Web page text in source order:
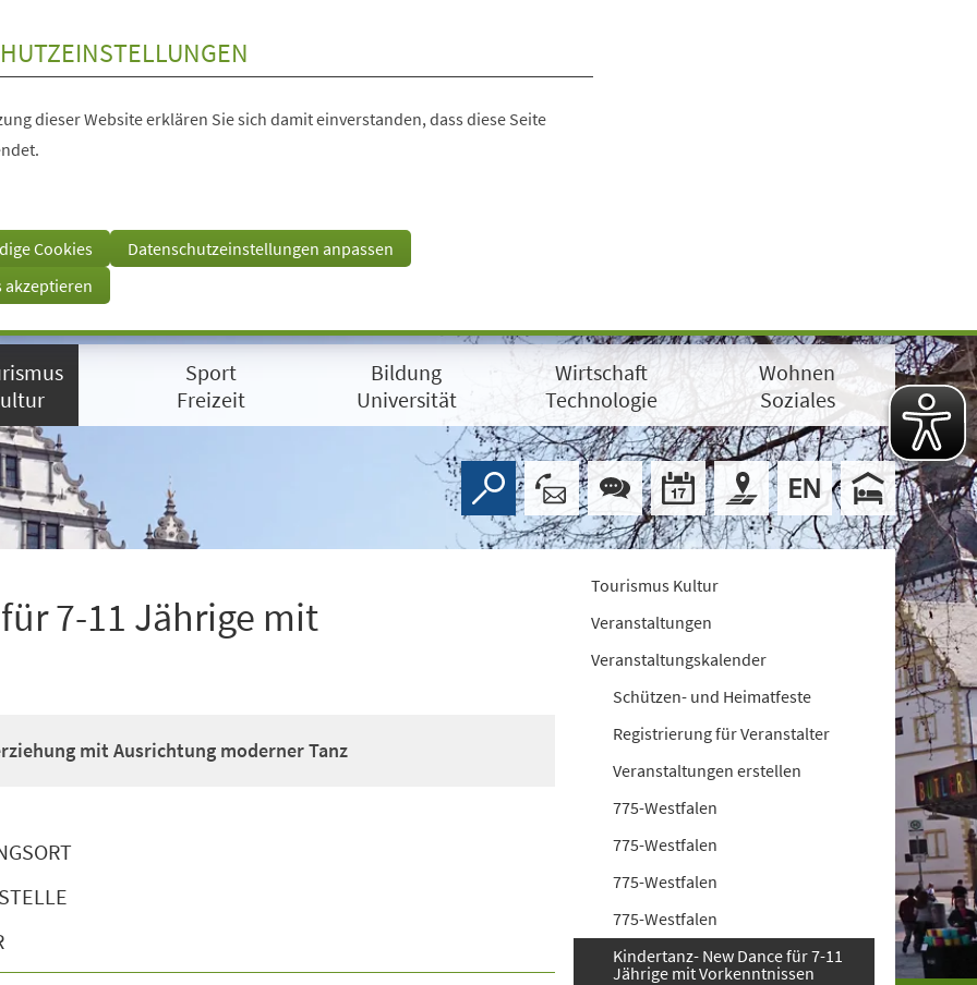
dieser Website erklären Sie sich damit einverstanden, dass diese Seite
Cookies
Datenschutzeinstellungen anpassen
akzeptieren
Sport
Freizeit
Bildung
Universität
Wirtschaft
Technologie
Wohnen
Soziales
7-11 Jährige mit
mit Ausrichtung moderner Tanz
Tourismus Kultur
Veranstaltungen
Veranstaltungskalender
Schützen- und Heimatfeste
Registrierung für Veranstalter
Veranstaltungen erstellen
775-Westfalen
775-Westfalen
775-Westfalen
775-Westfalen
Kindertanz- New Dance für 7-11
Jährige mit Vorkenntnissen